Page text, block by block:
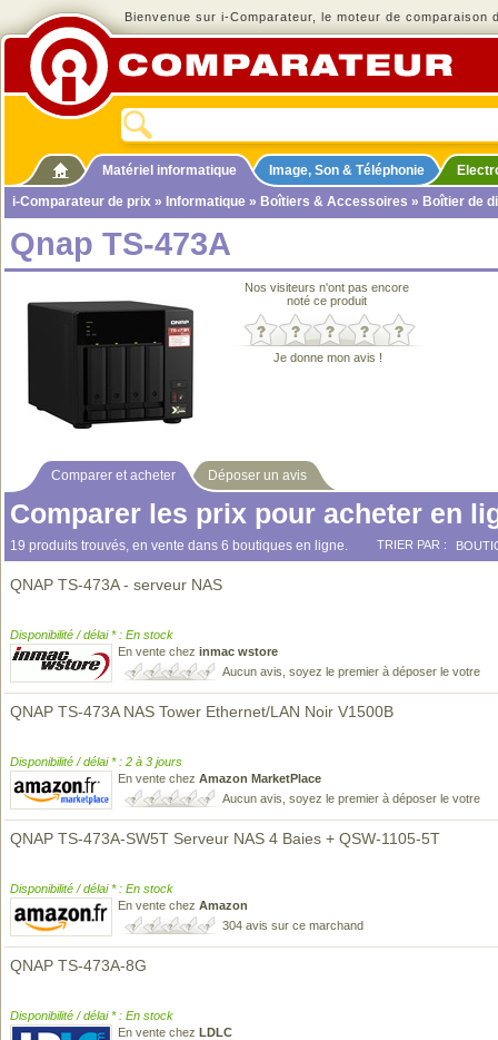
Bienvenue sur i-Comparateur, le moteur de comparaison
Matériel informatique Image, Son & Téléphonie
i-Comparateur de prix » Informatique » Boîtiers & Accessoires » Boîtier de
Qnap TS-473A
Nos visiteurs n'ont pas encore
noté ce produit
Je donne mon avis !
Comparer et acheter Déposer un avis
Comparer les prix pour acheter en
19 produits trouvés, en vente dans 6 boutiques en ligne. TRIER PAR :
QNAP TS-473A - serveur NAS
Disponibilité / délai * : En stock
En vente chez inmac wstore
Aucun avis, soyez le premier à déposer le votre
QNAP TS-473A NAS Tower Ethernet/LAN Noir V1500B
Disponibilité / délai * : 2 à 3 jours
En vente chez Amazon MarketPlace
Aucun avis, soyez le premier à déposer le votre
QNAP TS-473A-SW5T Serveur NAS 4 Baies + QSW-1105-5T
Disponibilité / délai * : En stock
En vente chez Amazon
304 avis sur ce marchand
QNAP TS-473A-8G
Disponibilité / délai * : En stock
En vente chez LDLC